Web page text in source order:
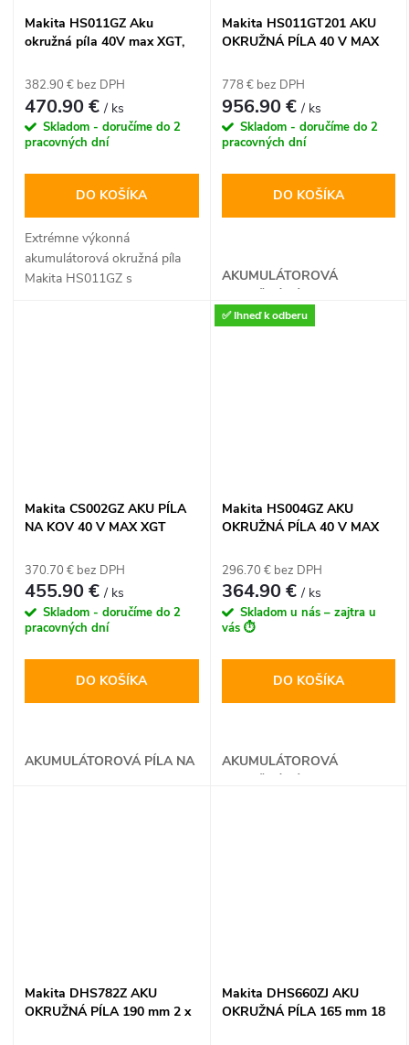
Makita HS011GZ Aku
okružná píla 40V max XGT,
nabíjačky)
382.90 € bez DPH
470.90 €/ ks
Skladom - doručíme do 2
pracovných dní
DO KOŠÍKA
Extrémne výkonná
akumulátorová okružná píla
Makita HS011GZ s
Makita HS011GT201 AKU
OKRUŽNÁ PÍLA 40 V MAX
778 € bez DPH
956.90 €/ ks
Skladom - doručíme do 2
pracovných dní
DO KOŠÍKA
AKUMULÁTOROVÁ
Makita CS002GZ AKU PÍLA
NA KOV 40 V MAX XGT
370.70 € bez DPH
455.90 €/ ks
Skladom - doručíme do 2
pracovných dní
DO KOŠÍKA
AKUMULÁTOROVÁ PÍLA NA
✅ Ihneď k odberu
Makita HS004GZ AKU
OKRUŽNÁ PÍLA 40 V MAX
296.70 € bez DPH
364.90 €/ ks
Skladom u nás – zajtra u
vás ⏱️
DO KOŠÍKA
AKUMULÁTOROVÁ
Makita DHS782Z AKU
OKRUŽNÁ PÍLA 190 mm 2 x
Makita DHS660ZJ AKU
OKRUŽNÁ PÍLA 165 mm 18